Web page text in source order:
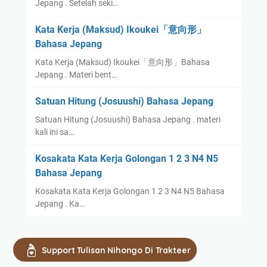
Jepang . Setelah seki…
Kata Kerja (Maksud) Ikoukei「意向形」
Bahasa Jepang
Kata Kerja (Maksud) Ikoukei「意向形」Bahasa
Jepang . Materi bent…
Satuan Hitung (Josuushi) Bahasa Jepang
Satuan Hitung (Josuushi) Bahasa Jepang . materi
kali ini sa…
Kosakata Kata Kerja Golongan 1 2 3 N4 N5
Bahasa Jepang
Kosakata Kata Kerja Golongan 1 2 3 N4 N5 Bahasa
Jepang . Ka…
Support Tulisan Nihongo Di Trakteer